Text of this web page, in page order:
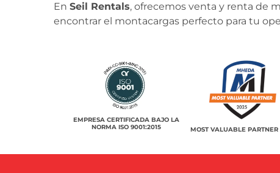
En Seil Rentals, ofrecemos venta y renta de
encontrar el montacargas perfecto para tu
EMPRESA CERTIFICADA BAJO LA
NORMA ISO 9001:2015
MOST VALUABLE PARTNER